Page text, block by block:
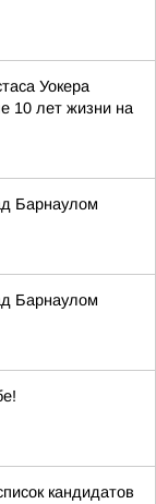
Уокера
10 лет жизни на
Барнаулом
Барнаулом
кандидатов